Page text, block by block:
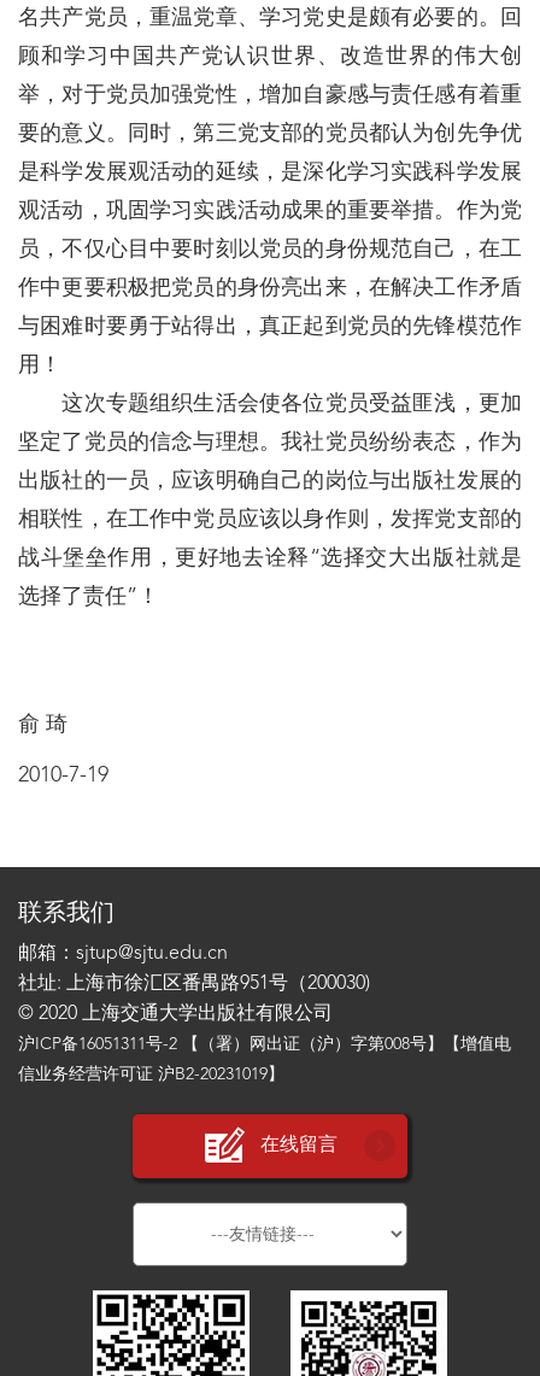
名共产党员，重温党章、学习党史是颇有必要的。回
顾和学习中国共产党认识世界、改造世界的伟大创
举，对于党员加强党性，增加自豪感与责任感有着重
要的意义。同时，第三党支部的党员都认为创先争优
是科学发展观活动的延续，是深化学习实践科学发展
观活动，巩固学习实践活动成果的重要举措。作为党
员，不仅心目中要时刻以党员的身份规范自己，在工
作中更要积极把党员的身份亮出来，在解决工作矛盾
与困难时要勇于站得出，真正起到党员的先锋模范作
用！
这次专题组织生活会使各位党员受益匪浅，更加
坚定了党员的信念与理想。我社党员纷纷表态，作为
出版社的一员，应该明确自己的岗位与出版社发展的
相联性，在工作中党员应该以身作则，发挥党支部的
战斗堡垒作用，更好地去诠释“选择交大出版社就是
选择了责任”！
俞 琦
2010-7-19
联系我们
邮箱：sjtup@sjtu.edu.cn
社址: 上海市徐汇区番禺路951号（200030)
© 2020 上海交通大学出版社有限公司
沪ICP备16051311号-2 【（署）网出证（沪）字第008号】【增值电
信业务经营许可证 沪B2-20231019】
在线留言